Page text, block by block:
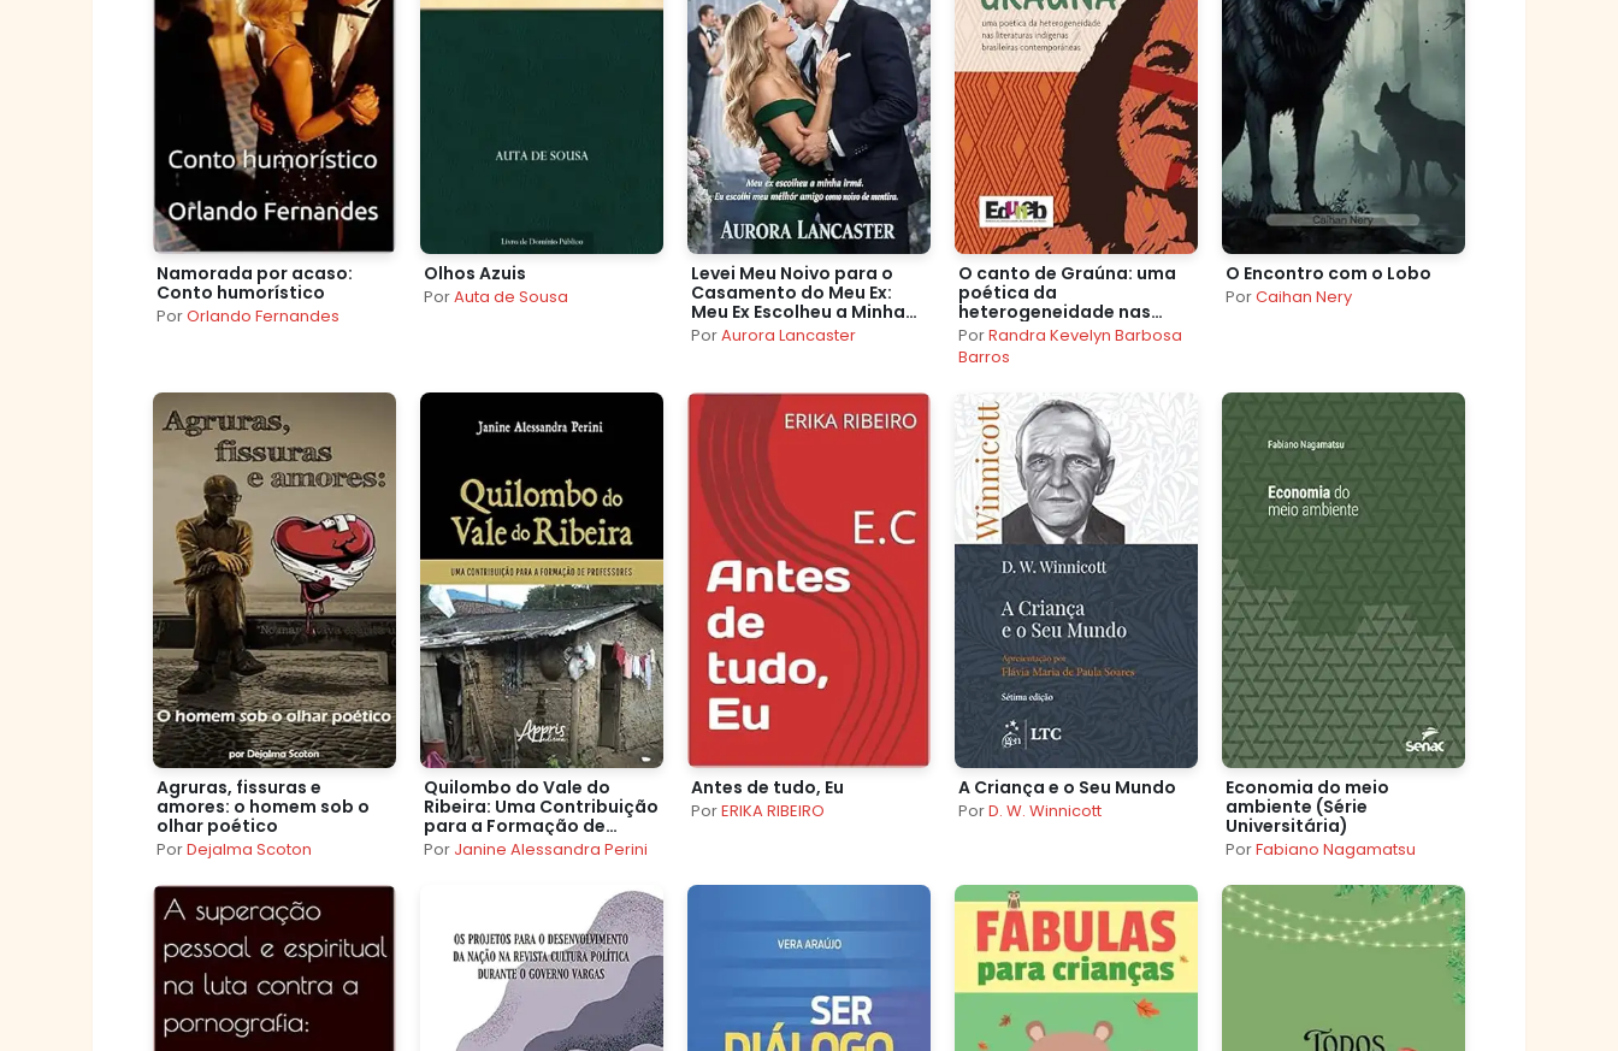
Namorada por acaso:
Conto humorístico
PorOrlando Fernandes
Olhos Azuis
PorAuta de Sousa
Levei Meu Noivo para o
Casamento do Meu Ex:
Meu Ex Escolheu a Minha
Irmã. Eu Escolhi meu
PorAurora Lancaster
O canto de Graúna: uma
poética da
heterogeneidade nas
literaturas indígenas
brasileiras
contemporâneas
PorRandra Kevelyn Barbosa
Barros
O Encontro com o Lobo
PorCaihan Nery
Agruras, fissuras e
amores: o homem sob o
olhar poético
PorDejalma Scoton
Quilombo do Vale do
Ribeira: Uma Contribuição
para a Formação de
Professores
Por Janine Alessandra Perini
Antes de tudo, Eu
PorERIKA RIBEIRO
A Criança e o Seu Mundo
PorD. W. Winnicott
Economia do meio
ambiente (Série
Universitária)
PorFabiano Nagamatsu